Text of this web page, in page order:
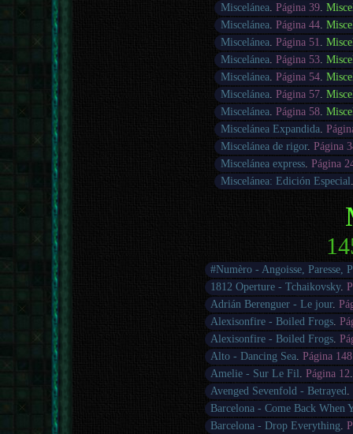
Miscelánea Página 39.
Miscelánea Página 44.
Miscelánea Página 51
Miscelánea Página 53.
Miscelánea Página 54.
Miscelánea Página 57.
Miscelánea Página 58.
Miscelánea Expandida
Miscelánea de rigor. Página
Miscelánea express. Página
Miscelánea: Edición Especial
#Numèro - Angoisse, Paresse,
1812 Operture - Tchaikovsky.
Adrián Berenguer - Le jour.
Alexisonfire - Boiled Frogs.
Alexisonfire - Boiled Frogs.
Alto - Dancing Sea.Página 148
Amelie - Sur Le Fil .Página 12
Avenged Sevenfold - Betrayed.
Barcelona - Come Back When
Barcelona - Drop Everything.